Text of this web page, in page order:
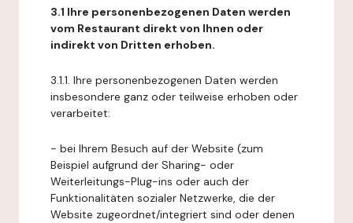
3.1 Ihre personenbezogenen Daten werden
vom Restaurant direkt von Ihnen oder
indirekt von Dritten erhoben.
3.1.1. Ihre personenbezogenen Daten werden
insbesondere ganz oder teilweise erhoben oder
verarbeitet:
- bei Ihrem Besuch auf der Website (zum
Beispiel aufgrund der Sharing- oder
Weiterleitungs-Plug-ins oder auch der
Funktionalitäten sozialer Netzwerke, die der
Website zugeordnet/integriert sind oder denen